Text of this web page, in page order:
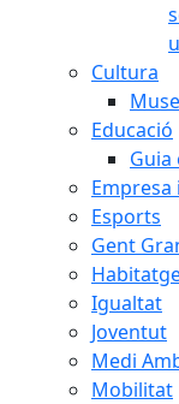
Cultura
Educació
Guia
Esports
Gent
Igualtat
Joventut
Medi
Mobilitat